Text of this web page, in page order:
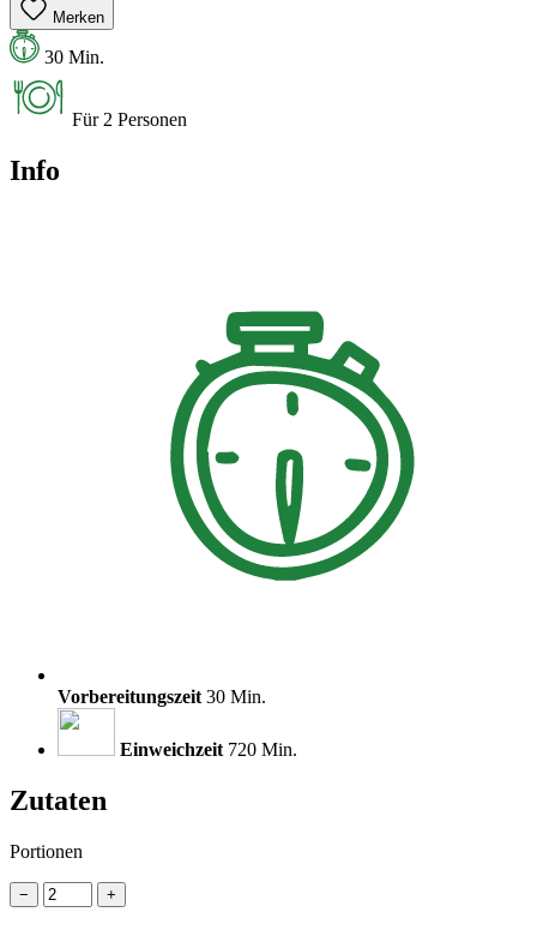
Merken
30 Min.
Für 2 Personen
Info
Vorbereitungszeit 30 Min.
Einweichzeit 720 Min.
Zutaten
Portionen
− +